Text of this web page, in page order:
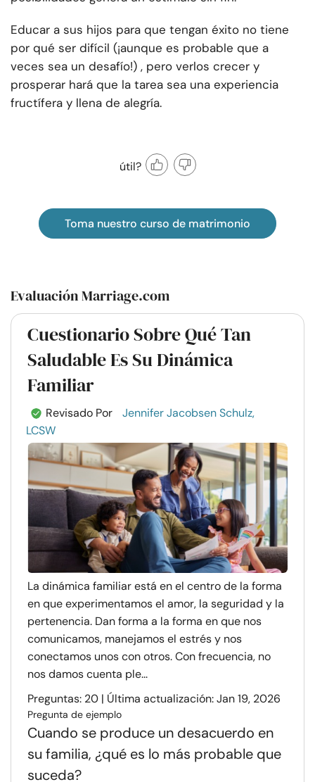
Educar a sus hijos para que tengan éxito no tiene
por qué ser difícil (¡aunque es probable que a
veces sea un desafío!) , pero verlos crecer y
prosperar hará que la tarea sea una experiencia
fructífera y llena de alegría.
útil?
Toma nuestro curso de matrimonio
Evaluación Marriage.com
Cuestionario Sobre Qué Tan
Saludable Es Su Dinámica
Familiar
Revisado Por
Jennifer Jacobsen Schulz,
LCSW
La dinámica familiar está en el centro de la forma
en que experimentamos el amor, la seguridad y la
pertenencia. Dan forma a la forma en que nos
comunicamos, manejamos el estrés y nos
conectamos unos con otros. Con frecuencia, no
nos damos cuenta ple...
Preguntas: 20 | Última actualización: Jan 19, 2026
Pregunta de ejemplo
Cuando se produce un desacuerdo en
su familia, ¿qué es lo más probable que
suceda?